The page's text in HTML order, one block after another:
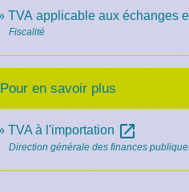
TVA applicable aux échanges
Fiscalité
Pour en savoir plus
TVA à l'importation open_in_new
Direction générale des finances